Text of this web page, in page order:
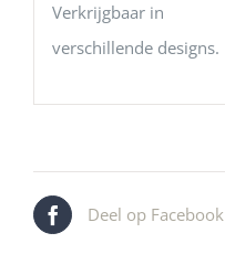
Verkrijgbaar in
verschillende designs.
Deel op Facebook